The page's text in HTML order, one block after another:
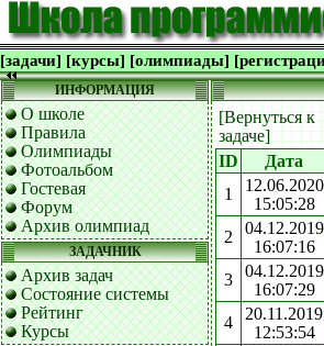
[задачи] [курсы] [олимпиады]
ИНФОРМАЦИЯ
О школе
Правила
Олимпиады
Фотоальбом
Гостевая
Форум
Архив олимпиад
ЗАДАЧНИК
Архив задач
Состояние системы
Рейтинг
Курсы
[Вернуться к
задаче]
ID Дата
1
12.06.2020
15:05:28
2
04.12.2019
16:07:16
3
04.12.2019
16:07:29
4
20.11.2019
12:53:54